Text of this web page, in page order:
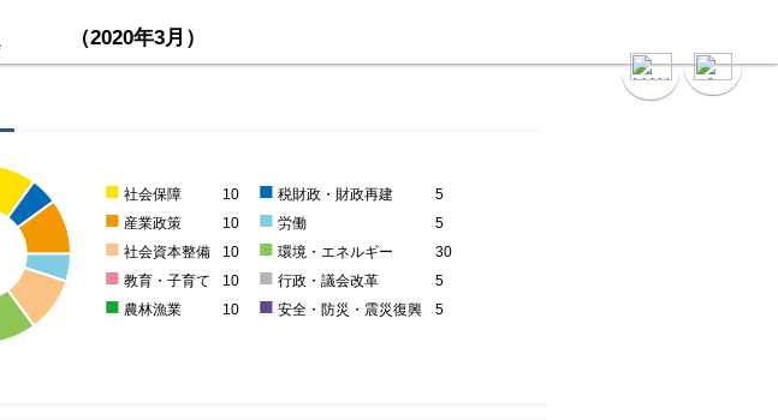
（2020年3月）
■ 社会保障 10 ■ 税財政・財政再建 5
■ 産業政策 10 ■ 労働 5
■ 社会資本整備 10 ■ 環境・エネルギー 30
■ 教育・子育て 10 ■ 行政・議会改革 5
■ 農林漁業 10 ■ 安全・防災・震災復興 5